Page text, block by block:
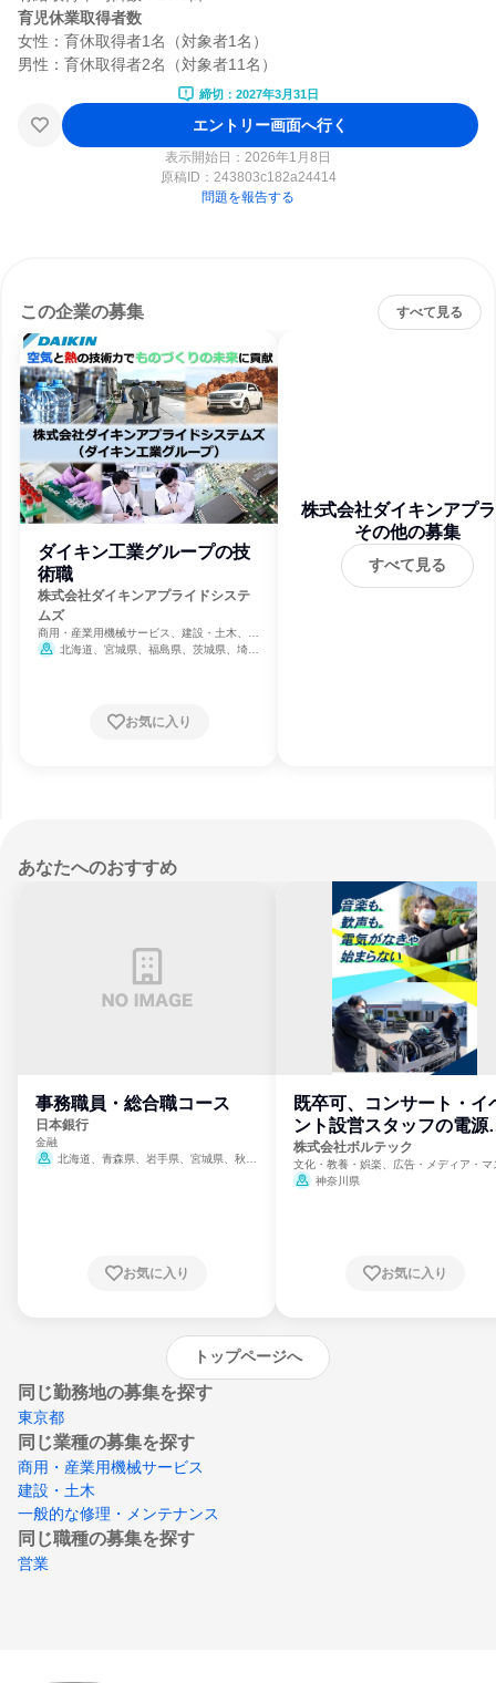
育児休業取得者数
女性：育休取得者1名（対象者1名）
締切：2027年3月31日
エントリー画面へ行く
表示開始日：2026年1月8日
原稿ID： 243803c182a24414
問題を報告する
この企業の募集 すべて見る
ダイキン工業グループの技
術職
株式会社ダイキンアプライドシステ
ムズ
商用・産業用機械サービス、建設・土木、一
般的な修理・メンテナンス
北海道、宮城県、福島県、茨城県、埼玉
香川県、愛媛県、福岡県、熊本県、鹿児島
3月31日締切
お気に入り
株式会社ダイキンアプ
ドシステムズ
その他の募集
すべて見る
あなたへのおすすめ
事務職員・総合職コース
日本銀行
金融
北海道、青森県、岩手県、宮城県、秋田
崎県、熊本県、大分県、宮崎県、鹿児島県、
お気に入り
既卒可、コンサート・イ
ント設営スタッフの電源
門
株式会社ボルテック
文化・教養・娯楽、広告・メディア・マ
ミ、電力・ガス・水道・エネルギー
神奈川県
お気に入り
トップページへ
同じ勤務地の募集を探す
東京都
同じ業種の募集を探す
商用・産業用機械サービス
建設・土木
一般的な修理・メンテナンス
同じ職種の募集を探す
営業